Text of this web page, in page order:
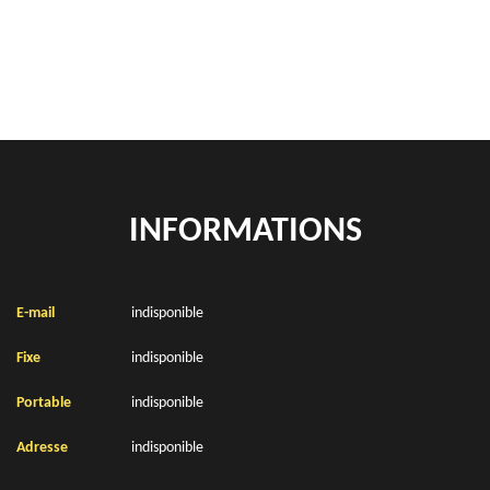
INFORMATIONS
E-mail indisponible
Fixe indisponible
Portable indisponible
Adresse indisponible